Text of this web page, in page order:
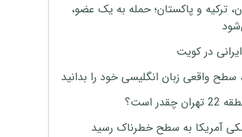
ترکیه و پاکستان؛ حمله به یک عضو،
در کویت
واقعی زبان انگلیسی خود را بدانید
است؟
آمریکا به سطح خطرناک رسید